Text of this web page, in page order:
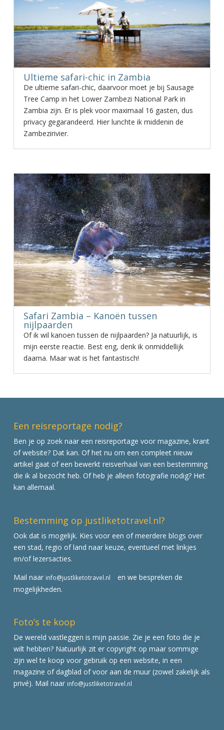
Ultieme safari-chic in Zambia
De ultieme safari-chic, daarvoor moet je bij Sausage
Tree Camp in het Lower Zambezi National Park in
Zambia zijn. Er is plek voor maximaal 16 gasten, dus
privacy gegarandeerd. Hier lunchte ik middenin de
Zambezirivier.
Safari Zambia – Kanoën tussen
nijlpaarden
Of ik wil kanoen tussen de nijlpaarden? Ja natuurlijk, is
mijn eerste reactie. Best eng, denk ik onmiddellijk
daarna. Maar wat is het fantastisch!
Een reisreportage nodig?
Ben je op zoek naar een reisreportage voor magazine, krant
of website? Dat kan. Of het nu om een compleet nieuw
artikel gaat of een bewerkt reisverhaal van een bestemming
die ik al bezocht heb. Of heb je alleen fotografie nodig? Het
kan allemaal.
Bestemming op justliketotravel.nl?
Ook dat is mogelijk. Kies voor een of meerdere blogs over
een stad, regio of land naar keuze, eventueel met linkjes
en/of lezersacties.
Mail naar info@justliketotravel.nl
en we bespreken de
mogelijkheden.
Foto’s te koop
De wereld vastleggen is mijn passie. Zie je een foto die je
wilt hebben? Natuurlijk zit er copyright op maar sommige
zijn wel te koop voor gebruik op een website, in een
magazine of dagblad of voor aan de muur (zowel zakelijk als
privé). Mail naar info@justliketotravel.nl